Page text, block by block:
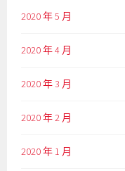
2020 年 5 月
2020 年 4 月
2020 年 3 月
2020 年 2 月
2020 年 1 月